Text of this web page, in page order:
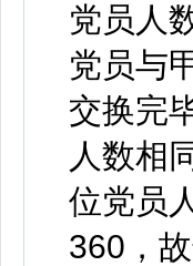
党员人
党员与
交换完
人数相
位党员
360，故